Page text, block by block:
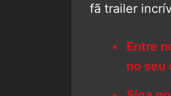
fã trailer
Entre
no seu